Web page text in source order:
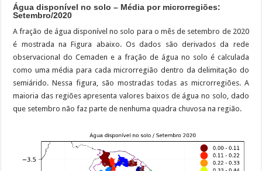
Água disponível no solo – Média por microrregiões:
Setembro/2020
A fração de água disponível no solo para o mês de setembro de 2020
é mostrada na Figura abaixo. Os dados são derivados da rede
observacional do Cemaden e a fração de água no solo é calculada
como uma média para cada microrregião dentro da delimitação do
semiárido. Nessa figura, são mostradas todas as microrregiões. A
maioria das regiões apresenta valores baixos de água no solo, dado
que setembro não faz parte de nenhuma quadra chuvosa na região.